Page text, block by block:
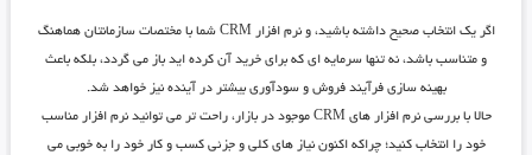
اگر یک انتخاب صحیح داشته باشید، و نرم افزار CRM شما با مختصات سازمانتان هماهنگ
و متناسب باشد، نه تنها سرمایه ای که برای خرید آن کرده اید باز می گردد، بلکه باعث
بهینه سازی فرآیند فروش و سودآوری بیشتر در آینده نیز خواهد شد.
حالا با بررسی نرم افزار های CRM موجود در بازار، راحت تر می توانید نرم افزار مناسب
خود را انتخاب کنید؛ چراکه اکنون نیاز های کلی و جزئی کسب و کار خود را به خوبی می